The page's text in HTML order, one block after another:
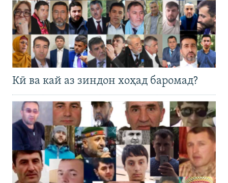
Кӣ ва кай аз зиндон хоҳад баромад?